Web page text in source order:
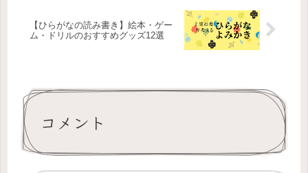
【ひらがなの読み書き】絵本・ゲー
ム・ドリルのおすすめグッズ12選
コメント